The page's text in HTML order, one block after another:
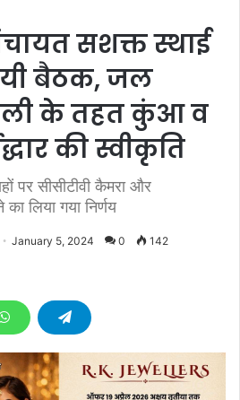
सशक्त स्थाई
बैठक, जल
के तहत कुंआ व
की स्वीकृति
पर सीसीटीवी कैमरा और
लिया गया निर्णय
January 5, 2024 0 142